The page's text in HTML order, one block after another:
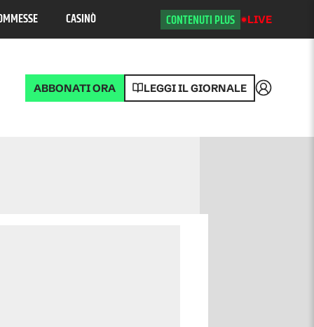
CASINÒ CONTENUTI PLUS LIVE
ABBONATI ORA LEGGI IL GIORNALE Accedi